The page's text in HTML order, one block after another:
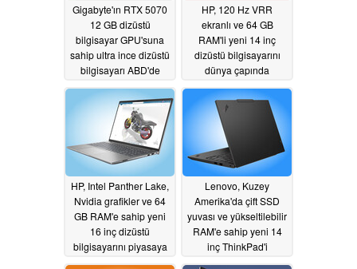
Gigabyte'ın RTX 5070
12 GB dizüstü
bilgisayar GPU'suna
sahip ultra ince dizüstü
bilgisayarı ABD'de
05/27/2026
HP, 120 Hz VRR
ekranlı ve 64 GB
RAM'li yeni 14 inç
dizüstü bilgisayarını
dünya çapında
05/25/2026
HP, Intel Panther Lake,
Nvidia grafikler ve 64
GB RAM'e sahip yeni
16 inç dizüstü
bilgisayarını piyasaya
05/25/2026
Lenovo, Kuzey
Amerika'da çift SSD
yuvası ve yükseltilebilir
RAM'e sahip yeni 14
inç ThinkPad'i